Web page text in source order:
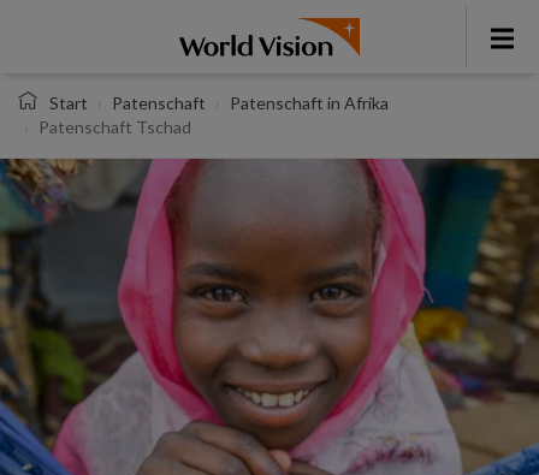
Start
Patenschaft
Patenschaft in Afrika
Patenschaft Tschad